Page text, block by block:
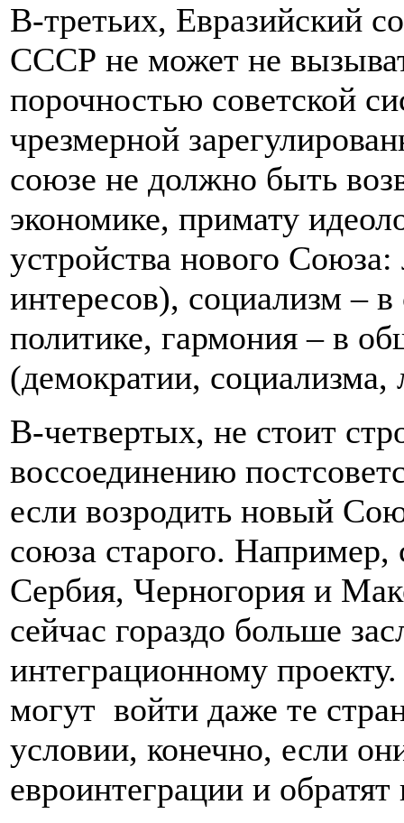
В-третьих, Евразийский
СССР не может не
порочностью советской
чрезмерной
союзе не должно быть
экономике, примату
устройства нового
интересов), социализм –
политике, гармония – в
(демократии, социализма,
В-четвертых, не стоит
воссоединению
если возродить новый
союза старого.
Сербия, Черногория и
сейчас гораздо больше
интеграционному
могут войти даже те
условии, конечно, если
евроинтеграции и